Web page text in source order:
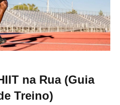
na Rua (Guia
Treino)